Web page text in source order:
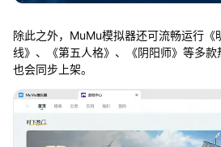
除此之外，MuMu模拟器还可流畅运行《
线》、《第五人格》、《阴阳师》等多
也会同步上架。